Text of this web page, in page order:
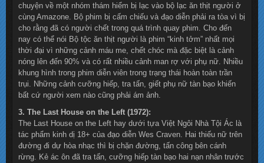
chuyện về một nhóm thám hiểm bị lạc vào bộ lạc ăn thịt người ở
cùng Amazone. Bộ phim bị cấm chiếu và đạo diễn phải ra tòa vì bị
cho rằng đã có người chết trong quá trình quay phim. Cho đến
nay có thể nói Bộ tộc ăn thịt người là phim “kinh tởm” nhất mọi
thời đại vì những cảnh máu me, chết chóc mà đặc biệt là cảnh
nóng lên đến 90% và có rất nhiều cảnh man rợ với phụ nữ. Nhiều
khung hình trong phim diễn viên trong trạng thái hoàn toàn trần
trụi. Những cảnh cưỡng hiếp, tra tấn, giết phụ nữ tàn bạo khiến
bất cứ người xem nào cũng phải ám ảnh.
3. The Last House on the Left (1972):
The Last House on the Left hay dưới tựa Việt Ngôi Nhà Tội Ác là
tác phẩm kinh dị 18+ của đạo diễn Wes Craven. Hai thiếu nữ trên
đường đi dự hòa nhạc thì bị chặn đường, tấn công bên cánh
rừng. Kẻ ác ôn đã tra tấn, cưỡng hiếp tàn bạo hai nạn nhân trước